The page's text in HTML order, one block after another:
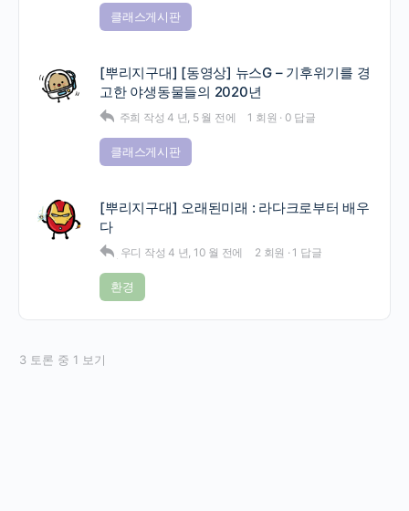
클래스게시판
[뿌리지구대] [동영상] 뉴스G – 기후위기를 경
고한 야생동물들의 2020년
주희 작성4 년, 5 월 전에 1 회원 · 0 답글
클래스게시판
[뿌리지구대] 오래된미래 : 라다크로부터 배우
다
우디 작성4 년, 10 월 전에 2 회원 · 1 답글
환경
3 토론 중 1 보기